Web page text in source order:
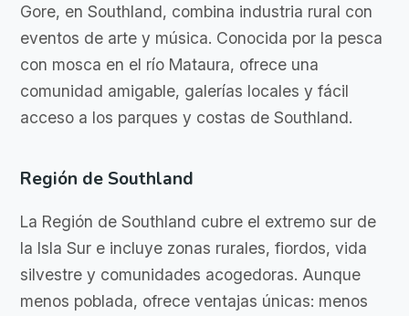
Gore, en Southland, combina industria rural con
eventos de arte y música. Conocida por la pesca
con mosca en el río Mataura, ofrece una
comunidad amigable, galerías locales y fácil
acceso a los parques y costas de Southland.
Región de Southland
La Región de Southland cubre el extremo sur de
la Isla Sur e incluye zonas rurales, fiordos, vida
silvestre y comunidades acogedoras. Aunque
menos poblada, ofrece ventajas únicas: menos